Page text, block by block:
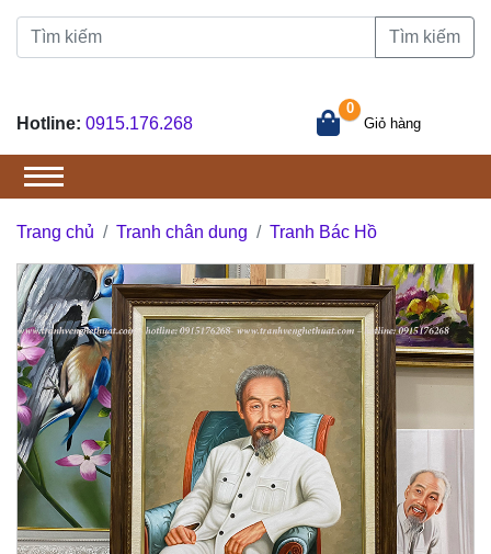
Tìm kiếm
Hotline: 0915.176.268
0
Giỏ hàng
Trang chủ Tranh chân dung Tranh Bác Hồ